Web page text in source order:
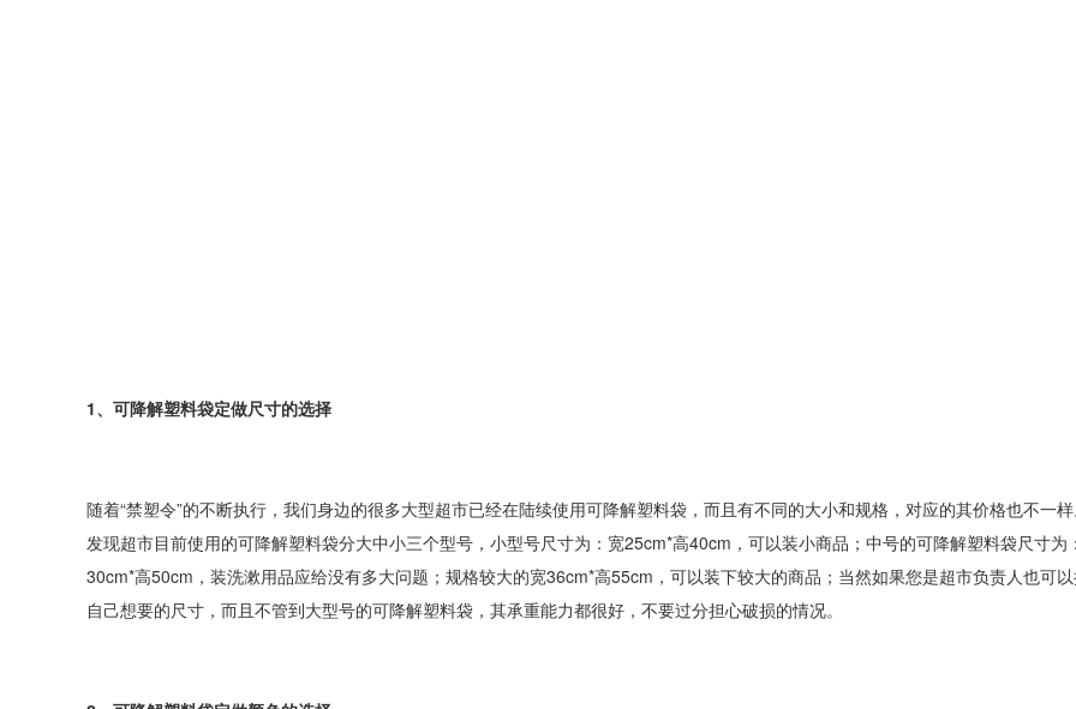
1、可降解塑料袋定做尺寸的选择
随着“禁塑令”的不断执行，我们身边的很多大型超市已经在陆续使用可降解塑料袋，而且有不同的大小和规格，对应的其价格也不一
发现超市目前使用的可降解塑料袋分大中小三个型号，小型号尺寸为：宽25cm*高40cm，可以装小商品；中号的可降解塑料袋尺寸为
30cm*高50cm，装洗漱用品应给没有多大问题；规格较大的宽36cm*高55cm，可以装下较大的商品；当然如果您是超市负责人也可
自己想要的尺寸，而且不管到大型号的可降解塑料袋，其承重能力都很好，不要过分担心破损的情况。